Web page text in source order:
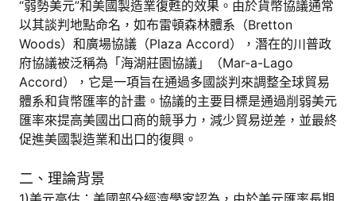
“弱勢美元”和美國製造業復甦的效果。由於貨幣協議通常
以其談判地點命名，如布雷頓森林體系（Bretton
Woods）和廣場協議（Plaza Accord），潛在的川普政
府協議被泛稱為「海湖莊園協議」（Mar-a-Lago
Accord），它是一項旨在通過多國談判來調整全球貿易
體系和貨幣匯率的計畫。協議的主要目標是通過削弱美元
匯率來提高美國出口商的競爭力，減少貿易逆差，並最終
促進美國製造業和出口的復興。
二、理論背景